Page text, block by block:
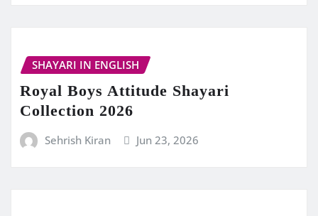
SHAYARI IN ENGLISH
Royal Boys Attitude Shayari
Collection 2026
Sehrish Kiran Jun 23, 2026